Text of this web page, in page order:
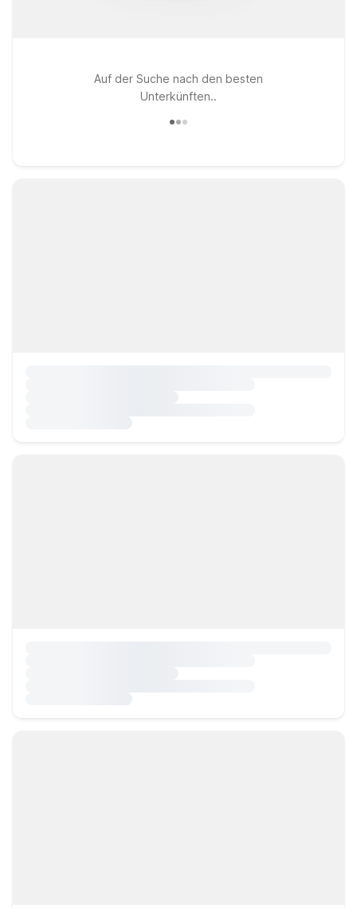
Auf der Suche nach den besten
Unterkünften..